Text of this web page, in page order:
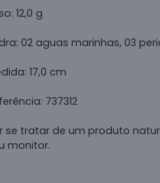
12,0 g
02 aguas marinhas, 03
17,0 cm
737312
se tratar de um produto
monitor.